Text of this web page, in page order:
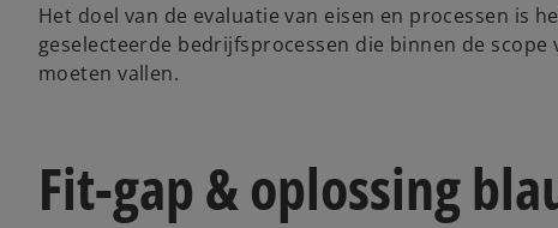
Het doel van de evaluatie van eisen en processen is
geselecteerde bedrijfsprocessen die binnen de
moeten vallen.
Fit-gap & oplossing